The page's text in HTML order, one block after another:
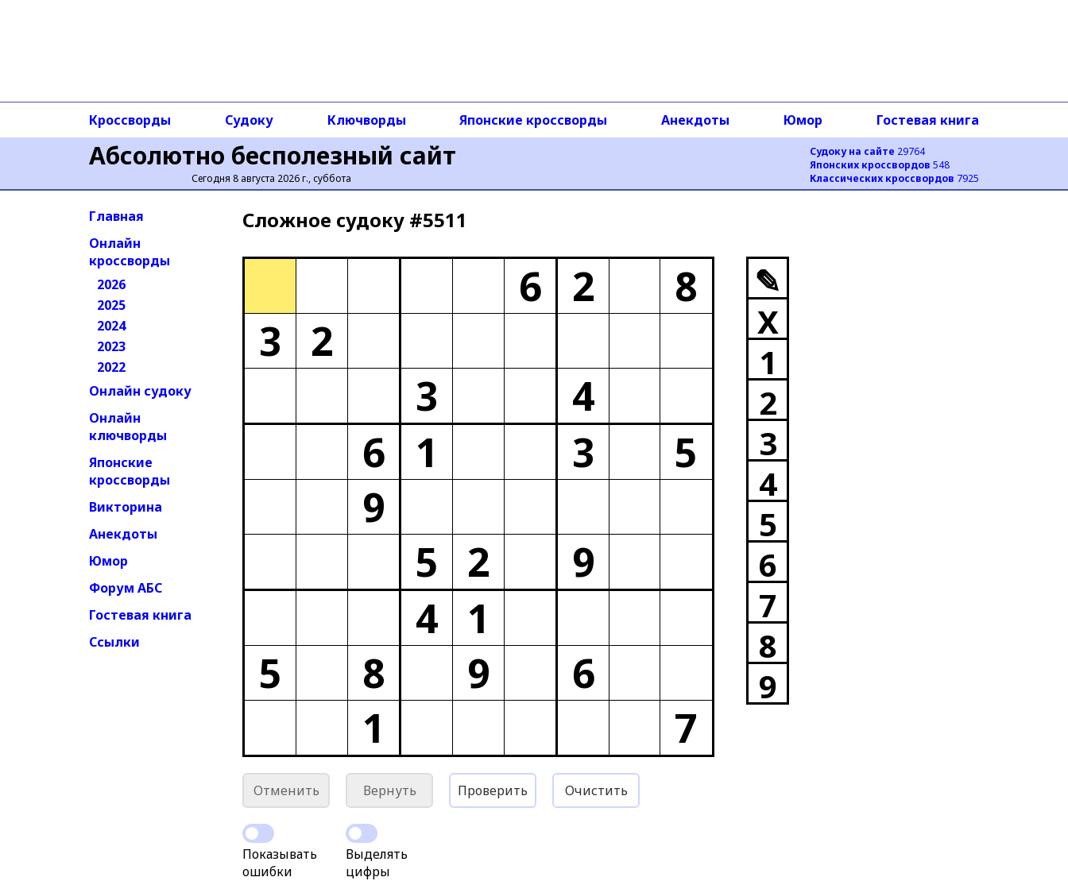
Абсолютно бесполезный сайт
Сегодня 8 августа 2026 г., суббота
Судоку на сайте 29764
Японских кроссвордов 548
Классических кроссвордов 7925
Кроссворды Судоку Ключворды Японские кроссворды Анекдоты Юмор Гостевая книга
Главная
Онлайн
кроссворды
2026
2025
2024
2023
2022
Онлайн судоку
Онлайн
ключворды
Японские
кроссворды
Викторина
Анекдоты
Юмор
Форум АБС
Гостевая книга
Ссылки
Сложное cудоку #5511
6 2
8
3
2
3
4
6
1 3
5
9
5
2
9
4 1
5
8 9
6
1
7
✎
X
1
2
3
4
5
6
7
8
9
Отменить Вернуть Проверить Очистить
Показывать
ошибки
Выделять
цифры